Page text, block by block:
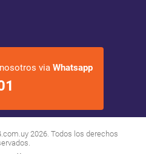
via Whatsapp
2026. Todos los derechos